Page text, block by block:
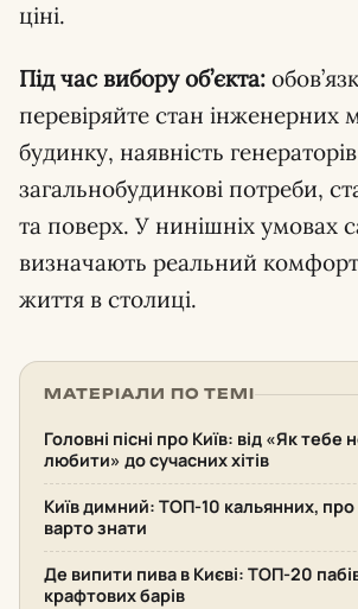
ціні.
Під час вибору об’єкта:
перевіряйте стан інженерних
будинку, наявність
загальнобудинкові потреби,
та поверх. У нинішніх умовах
визначають реальний
життя в столиці.
МАТЕРІАЛИ ПО ТЕМІ
Головні пісні про Київ: від «Як тебе
любити» до сучасних хітів
Київ димний: ТОП-10 кальянних, про
варто знати
Де випити пива в Києві: ТОП-20 пабів
крафтових барів